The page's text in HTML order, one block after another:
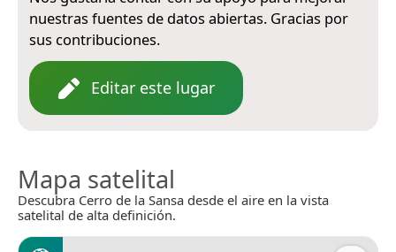
nuestras fuentes de datos abiertas. Gracias por
sus contribuciones.
Editar este lugar
Mapa satelital
Descubra Cerro de la Sansa desde el aire en la vista
satelital de alta definición.